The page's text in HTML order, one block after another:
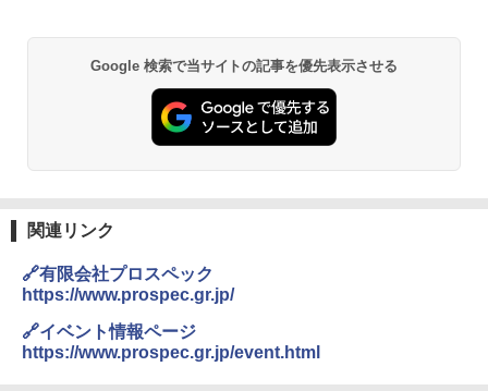
Google 検索で当サイトの記事を優先表示させる
関連リンク
🔗有限会社プロスペック
https://www.prospec.gr.jp/
🔗イベント情報ページ
https://www.prospec.gr.jp/event.html